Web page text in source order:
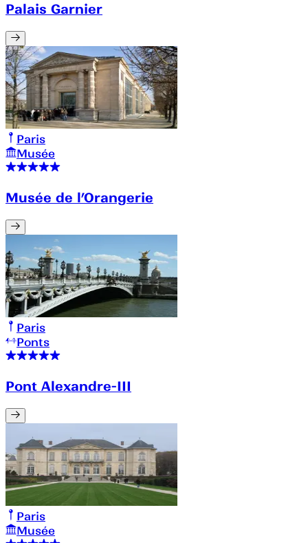
Palais Garnier
Paris
Musée
Musée de l’Orangerie
Paris
Ponts
Pont Alexandre-III
Paris
Musée